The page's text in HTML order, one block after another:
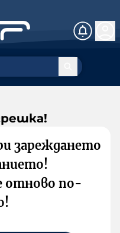
зареждането
отново по-